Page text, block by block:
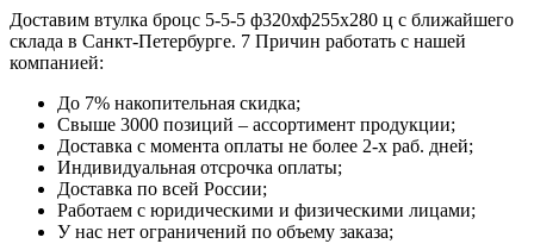
Доставим втулка броцс 5-5-5 ф320хф255х280 ц с ближайшего
склада в Санкт-Петербурге. 7 Причин работать с нашей
компанией:
До 7% накопительная скидка;
Свыше 3000 позиций – ассортимент продукции;
Доставка с момента оплаты не более 2-х раб. дней;
Индивидуальная отсрочка оплаты;
Доставка по всей России;
Работаем с юридическими и физическими лицами;
У нас нет ограничений по объему заказа;